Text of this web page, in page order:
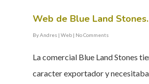
Web de Blue Land Stones.
ByAndres | Web | No Comments
La comercial Blue Land Stones
caracter exportador y